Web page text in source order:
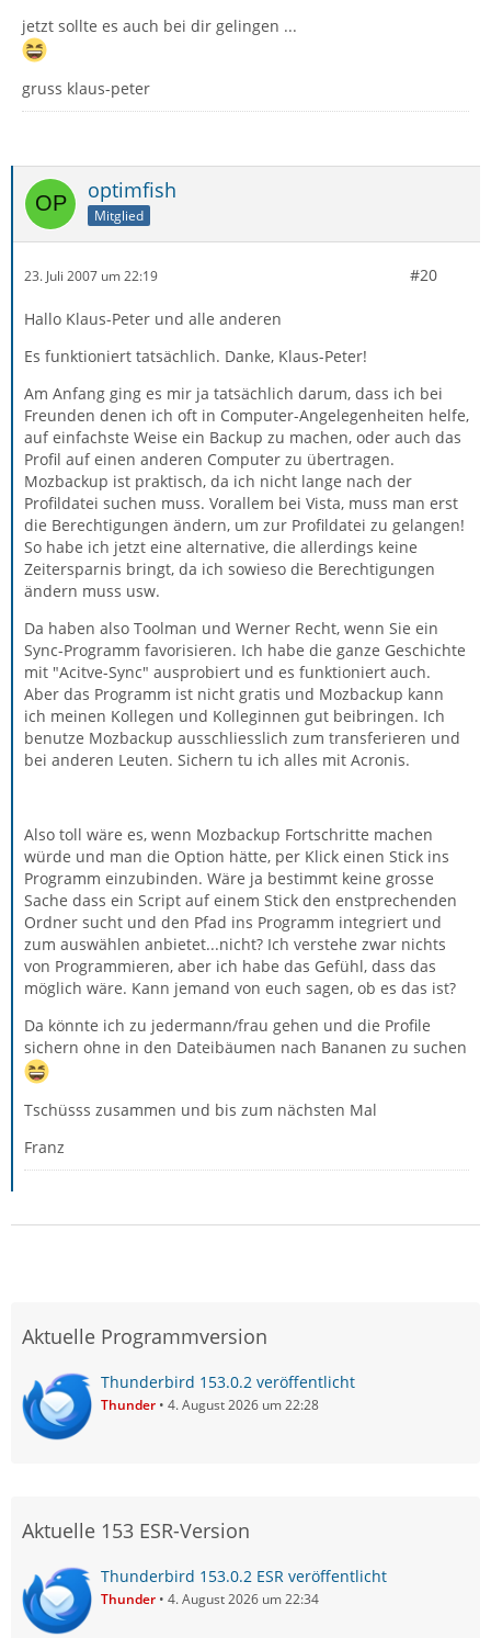
jetzt sollte es auch bei dir gelingen ...
gruss klaus-peter
optimfish
Mitglied
23. Juli 2007 um 22:19 #20
Hallo Klaus-Peter und alle anderen
Es funktioniert tatsächlich. Danke, Klaus-Peter!
Am Anfang ging es mir ja tatsächlich darum, dass ich bei
Freunden denen ich oft in Computer-Angelegenheiten helfe,
auf einfachste Weise ein Backup zu machen, oder auch das
Profil auf einen anderen Computer zu übertragen.
Mozbackup ist praktisch, da ich nicht lange nach der
Profildatei suchen muss. Vorallem bei Vista, muss man erst
die Berechtigungen ändern, um zur Profildatei zu gelangen!
So habe ich jetzt eine alternative, die allerdings keine
Zeitersparnis bringt, da ich sowieso die Berechtigungen
ändern muss usw.
Da haben also Toolman und Werner Recht, wenn Sie ein
Sync-Programm favorisieren. Ich habe die ganze Geschichte
mit "Acitve-Sync" ausprobiert und es funktioniert auch.
Aber das Programm ist nicht gratis und Mozbackup kann
ich meinen Kollegen und Kolleginnen gut beibringen. Ich
benutze Mozbackup ausschliesslich zum transferieren und
bei anderen Leuten. Sichern tu ich alles mit Acronis.
Also toll wäre es, wenn Mozbackup Fortschritte machen
würde und man die Option hätte, per Klick einen Stick ins
Programm einzubinden. Wäre ja bestimmt keine grosse
Sache dass ein Script auf einem Stick den enstprechenden
Ordner sucht und den Pfad ins Programm integriert und
zum auswählen anbietet...nicht? Ich verstehe zwar nichts
von Programmieren, aber ich habe das Gefühl, dass das
möglich wäre. Kann jemand von euch sagen, ob es das ist?
Da könnte ich zu jedermann/frau gehen und die Profile
sichern ohne in den Dateibäumen nach Bananen zu suchen
Tschüsss zusammen und bis zum nächsten Mal
Franz
Aktuelle Programmversion
Thunderbird 153.0.2 veröffentlicht
Thunder 4. August 2026 um 22:28
Aktuelle 153 ESR-Version
Thunderbird 153.0.2 ESR veröffentlicht
Thunder 4. August 2026 um 22:34